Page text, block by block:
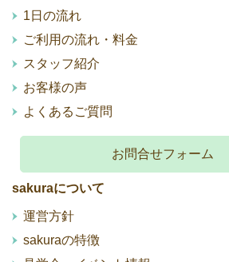
1日の流れ
ご利用の流れ・料金
スタッフ紹介
お客様の声
よくあるご質問
お問合せフォーム
sakuraについて
運営方針
sakuraの特徴